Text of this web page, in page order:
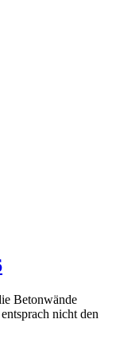
Betonwände
nicht den